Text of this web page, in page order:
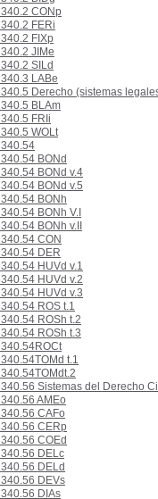
340.2 CONp
340.2 FERi
340.2 FIXp
340.2 JIMe
340.2 SILd
340.3 LABe
340.5 Derecho (sistemas
340.5 BLAm
340.5 FRIi
340.5 WOLt
340.54
340.54 BONd
340.54 BONd v.4
340.54 BONd v.5
340.54 BONh
340.54 BONh V.I
340.54 BONh v.II
340.54 CON
340.54 DER
340.54 HUVd v.1
340.54 HUVd v.2
340.54 HUVd v.3
340.54 ROS t.1
340.54 ROSh t.2
340.54 ROSh t.3
340.54ROCt
340.54TOMd t.1
340.54TOMdt.2
340.56 Sistemas del Derecho
340.56 AMEo
340.56 CAFo
340.56 CERp
340.56 COEd
340.56 DELc
340.56 DELd
340.56 DEVs
340.56 DIAs